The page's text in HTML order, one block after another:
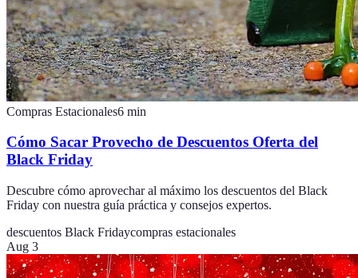
Compras Estacionales6 min
Cómo Sacar Provecho de Descuentos Oferta del
Black Friday
Descubre cómo aprovechar al máximo los descuentos del Black
Friday con nuestra guía práctica y consejos expertos.
descuentos Black Fridaycompras estacionales
Aug 3